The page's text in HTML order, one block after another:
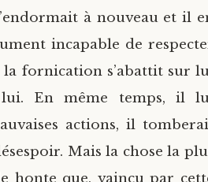
à nouveau et il
incapable de
la fornication s’abattit sur
lui. En même temps, il
actions, il
Mais la chose la
honte que, vaincu par